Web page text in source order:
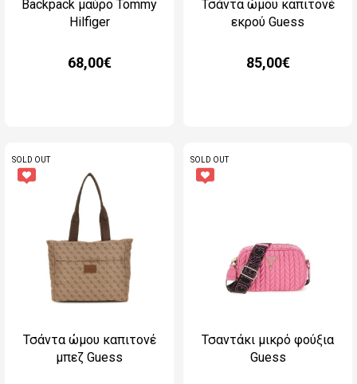
Backpack μαύρο Tommy
Hilfiger
68,00€
Τσάντα ώμου καπιτονέ
εκρού Guess
85,00€
SOLD OUT
Τσάντα ώμου καπιτονέ
μπεζ Guess
SOLD OUT
Τσαντάκι μικρό φούξια
Guess